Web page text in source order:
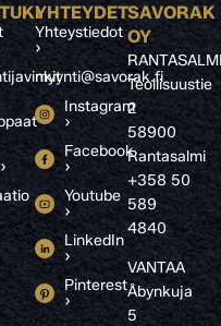
YHTEYDET
Yhteystiedot
›
myynti@savorak.fi
Instagram
›
Facebook
›
Youtube
›
LinkedIn
›
Pinterest
›
SAVORAK
OY
Teollisuustie
2
58900
Rantasalmi
+358 50
589
4840
VANTAA
Åbynkuja
5